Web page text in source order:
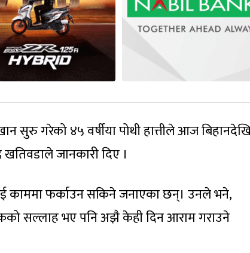
सुरु गरेको ४५ वर्षीया पोथी हात्तीले आज
जानकारी दिए ।
काममा फर्काउन सकिने जनाएका छन्। उनले भने,
सल्लाह भए पनि अझै केही दिन आराम गराउने